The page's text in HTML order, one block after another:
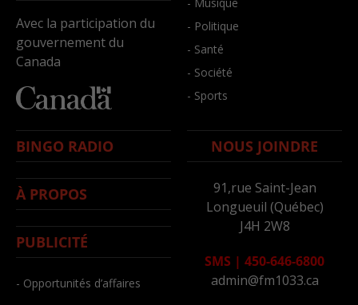
Avec la participation du
gouvernement du
Canada
- Politique
- Santé
- Société
- Sports
BINGO RADIO
À PROPOS
PUBLICITÉ
- Opportunités d’affaires
NOUS JOINDRE
91,rue Saint-Jean
Longueuil (Québec)
J4H 2W8
SMS | 450-646-6800
admin@fm1033.ca